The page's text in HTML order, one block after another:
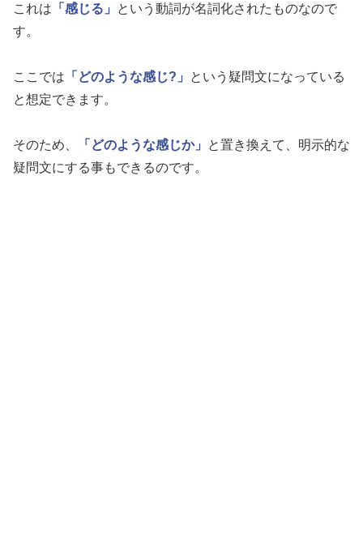
これは 「感じる」
という動詞が名詞化されたものなので
す。
ここでは 「どのような感じ?」
という疑問文になっている
と想定できます。
そのため、 「どのような感じか」
と置き換えて、明示的な
疑問文にする事もできるのです。